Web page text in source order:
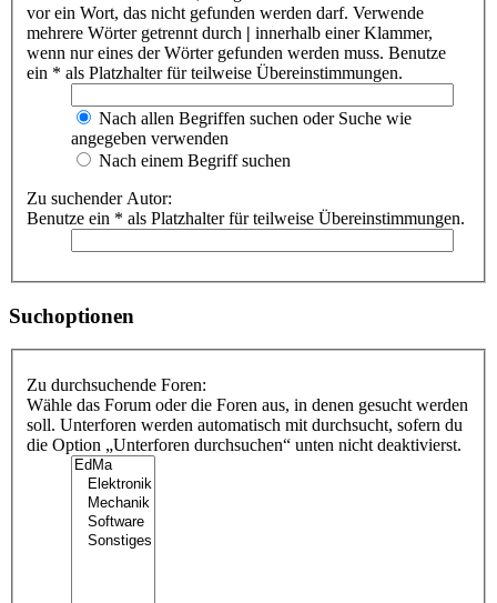
vor ein Wort, das nicht gefunden werden darf. Verwende
mehrere Wörter getrennt durch | innerhalb einer Klammer,
wenn nur eines der Wörter gefunden werden muss. Benutze
ein * als Platzhalter für teilweise Übereinstimmungen.
Nach allen Begriffen suchen oder Suche wie
angegeben verwenden
Nach einem Begriff suchen
Zu suchender Autor:
Benutze ein * als Platzhalter für teilweise Übereinstimmungen.
Suchoptionen
Zu durchsuchende Foren:
Wähle das Forum oder die Foren aus, in denen gesucht werden
soll. Unterforen werden automatisch mit durchsucht, sofern du
die Option „Unterforen durchsuchen“ unten nicht deaktivierst.